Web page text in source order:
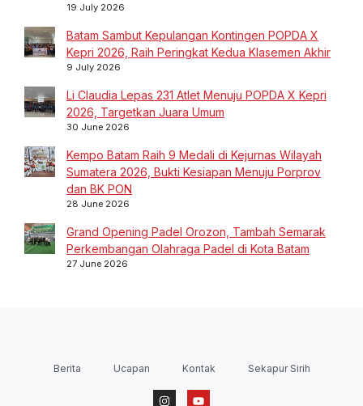
19 July 2026
Batam Sambut Kepulangan Kontingen POPDA X
Kepri 2026, Raih Peringkat Kedua Klasemen Akhir
9 July 2026
Li Claudia Lepas 231 Atlet Menuju POPDA X Kepri
2026, Targetkan Juara Umum
30 June 2026
Kempo Batam Raih 9 Medali di Kejurnas Wilayah
Sumatera 2026, Bukti Kesiapan Menuju Porprov
dan BK PON
28 June 2026
Grand Opening Padel Orozon, Tambah Semarak
Perkembangan Olahraga Padel di Kota Batam
27 June 2026
Berita Ucapan Kontak Sekapur Sirih